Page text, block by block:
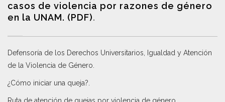
casos de violencia por razones de género
en la UNAM. (PDF).
Defensoría de los Derechos Universitarios, Igualdad y Atención
de la Violencia de Género
¿Cómo iniciar una queja?